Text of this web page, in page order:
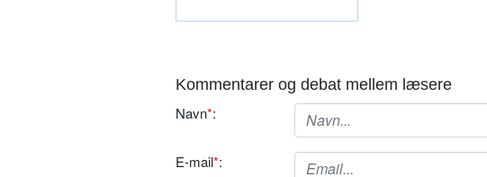
Kommentarer og debat mellem læsere
Navn*:
E-mail*: